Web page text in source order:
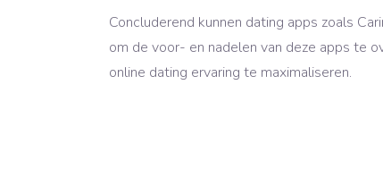
Concluderend kunnen dating apps zoals
om de voor- en nadelen van deze apps te
online dating ervaring te maximaliseren.